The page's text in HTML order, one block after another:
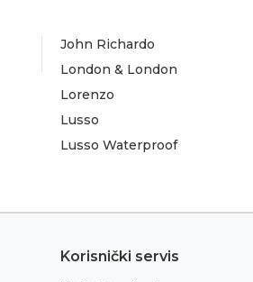
John Richardo
London & London
Lorenzo
Lusso
Lusso Waterproof
Korisnički servis